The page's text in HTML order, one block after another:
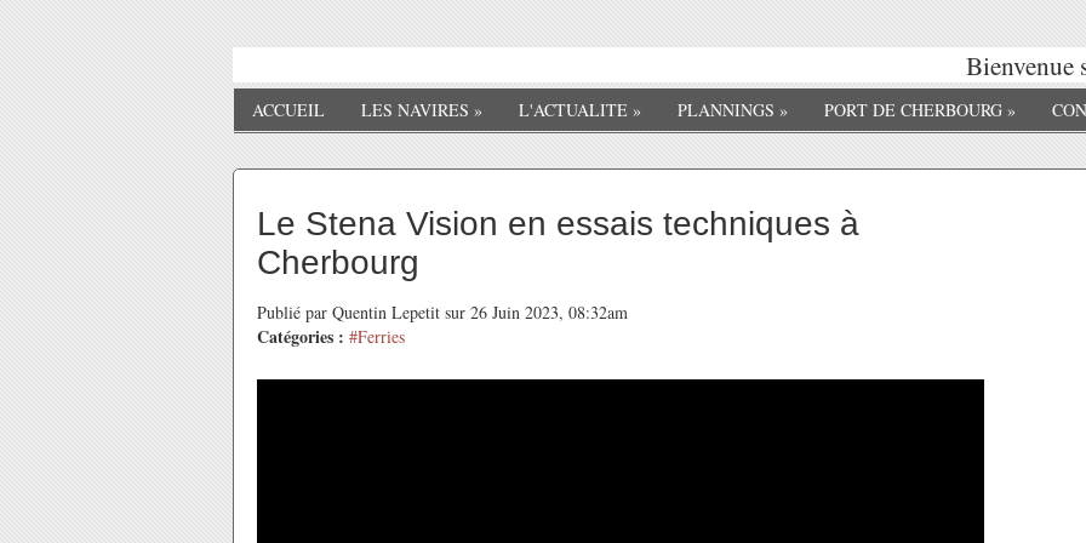
Bienvenue
ACCUEIL LES NAVIRES » L'ACTUALITE » PLANNINGS » PORT DE CHERBOURG »
Le Stena Vision en essais techniques à
Cherbourg
Publié par Quentin Lepetit sur 26 Juin 2023, 08:32am
Catégories : #Ferries